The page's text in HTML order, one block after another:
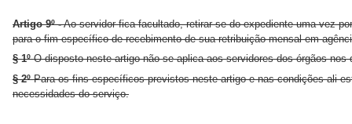
Artigo 9º -Ao servidor fica facultado, retirar-se do expediente uma vez
para o fim específico de recebimento de sua retribuição mensal em
§ 1ºO disposto neste artigo não se aplica aos servidores dos órgãos
§ 2ºPara os fins específicos previstos neste artigo e nas condições ali
necessidades do serviço.